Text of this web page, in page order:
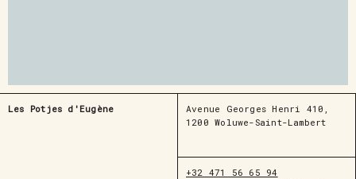
Les Potjes d'Eugène
Avenue Georges Henri 410,
1200 Woluwe-Saint-Lambert
+32 471 56 65 94